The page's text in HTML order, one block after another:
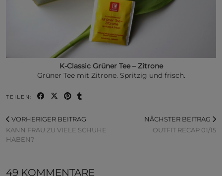
K-Classic Grüner Tee – Zitrone
Grüner Tee mit Zitrone. Spritzig und frisch.
TEILEN:
VORHERIGER BEITRAG
KANN FRAU ZU VIELE SCHUHE
HABEN?
NÄCHSTER BEITRAG
OUTFIT RECAP 01/15
49 KOMMENTARE